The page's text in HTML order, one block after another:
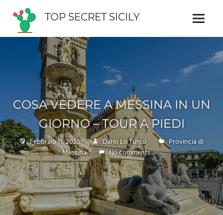
content
TOP SECRET SICILY
Guida
interattiva
Menu
COSA VEDERE A MESSINA IN UN
GIORNO – TOUR A PIEDI
Febbraio 11, 2025 Dario Lo Turco
Provincia di
Messina
No comments